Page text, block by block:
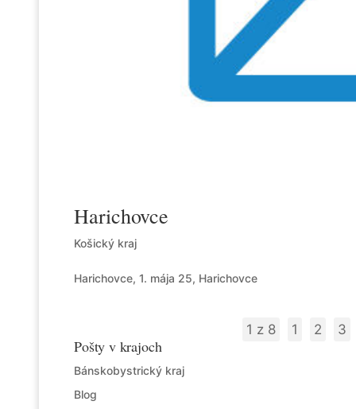
Harichovce
Košický kraj
Harichovce, 1. mája 25, Harichovce
1 z 8 1 2 3
Pošty v krajoch
Bánskobystrický kraj
Blog